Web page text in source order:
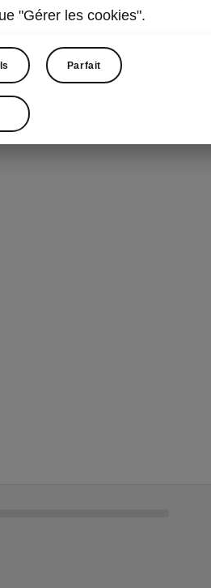
"Gérer les cookies".
Parfait